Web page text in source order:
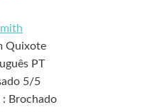
Quixote
PT
5/5
: Brochado